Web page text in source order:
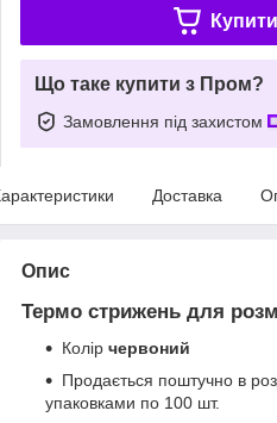
Що таке купити з Пром?
Замовлення під захистом
Доставка
Опис
Термо стрижень для
Колір червоний
Продається поштучно в
упаковками по 100 шт.